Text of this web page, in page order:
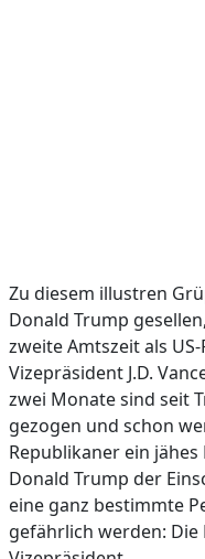
Zu diesem illustren
Donald Trump
zweite Amtszeit als
Vizepräsident J.D.
zwei Monate sind seit
gezogen und schon
Republikaner ein
Donald Trump der
eine ganz bestimmte
gefährlich werden: Die